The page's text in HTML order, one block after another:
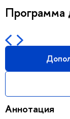
Программа
Аннотация